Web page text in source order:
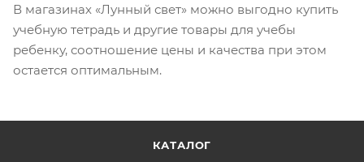
В магазинах «Лунный свет» можно выгодно купить
учебную тетрадь и другие товары для учебы
ребенку, соотношение цены и качества при этом
остается оптимальным.
КАТАЛОГ